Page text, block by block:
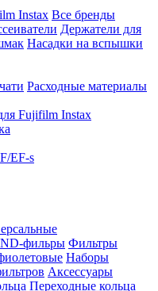
Instax Все бренды
Держатели для
Насадки на вспышки
Расходные материалы
Fujifilm Instax
EF-s
ND-фильры Фильтры
Наборы
Аксессуары
Переходные кольца